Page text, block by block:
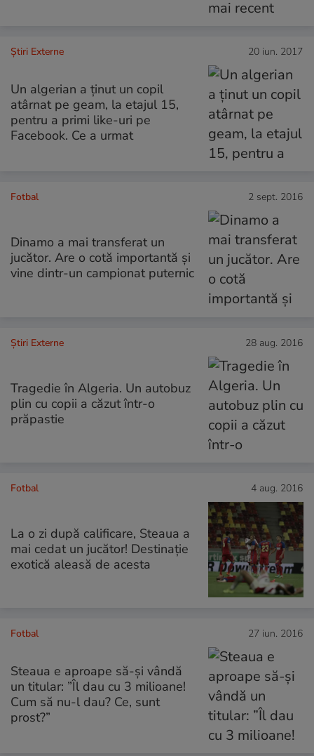
Știri Externe 20 iun. 2017
Un algerian a ținut un copil
atârnat pe geam, la etajul 15,
pentru a primi like-uri pe
Facebook. Ce a urmat
Fotbal 2 sept. 2016
Dinamo a mai transferat un
jucător. Are o cotă importantă și
vine dintr-un campionat puternic
Știri Externe 28 aug. 2016
Tragedie în Algeria. Un autobuz
plin cu copii a căzut într-o
prăpastie
Fotbal 4 aug. 2016
La o zi după calificare, Steaua a
mai cedat un jucător! Destinație
exotică aleasă de acesta
Fotbal 27 iun. 2016
Steaua e aproape să-și vândă
un titular: ”Îl dau cu 3 milioane!
Cum să nu-l dau? Ce, sunt
prost?”